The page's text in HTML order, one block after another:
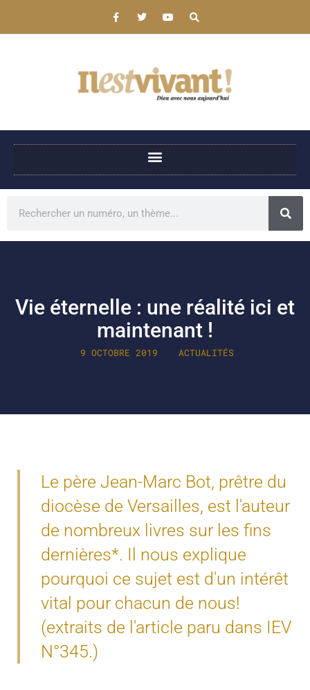
Vie éternelle : une réalité ici et
maintenant !
9 OCTOBRE 2019 ACTUALITÉS
Le père Jean-Marc Bot, prêtre du
diocèse de Versailles, est l'auteur
de nombreux livres sur les fins
dernières*. Il nous explique
pourquoi ce sujet est d'un intérêt
vital pour chacun de nous!
(extraits de l'article paru dans IEV
N°345.)